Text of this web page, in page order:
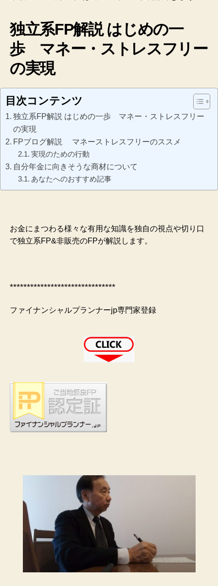
独立系FP解説 はじめの一
歩 マネー・ストレスフリー
の実現
目次コンテンツ
独立系FP解説 はじめの一歩 マネー・ストレスフリー
の実現
FPブログ解説 マネーストレスフリーのススメ
実現のための行動
自分年金に向きそうな商材について
あなたへのおすすめ記事
お金にまつわる様々な有用な知識を独自の視点や切り口
で独立系FP&非販売のFPが解説します。
*******************************
ファイナンシャルプランナーjp専門家登録